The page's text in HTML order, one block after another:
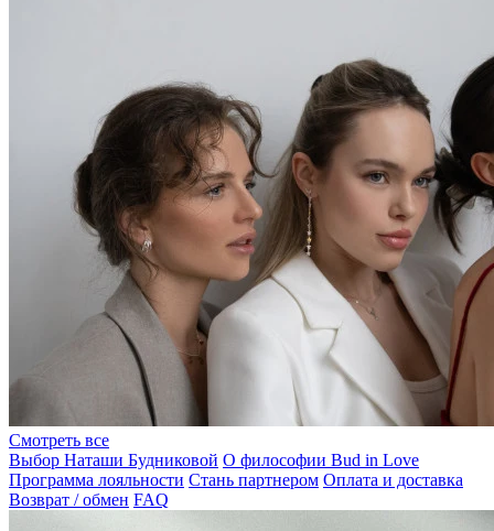
Смотреть все
Выбор Наташи Будниковой О философии Bud in Love
Программа лояльности Стань партнером Оплата и доставка
Возврат / обмен FAQ